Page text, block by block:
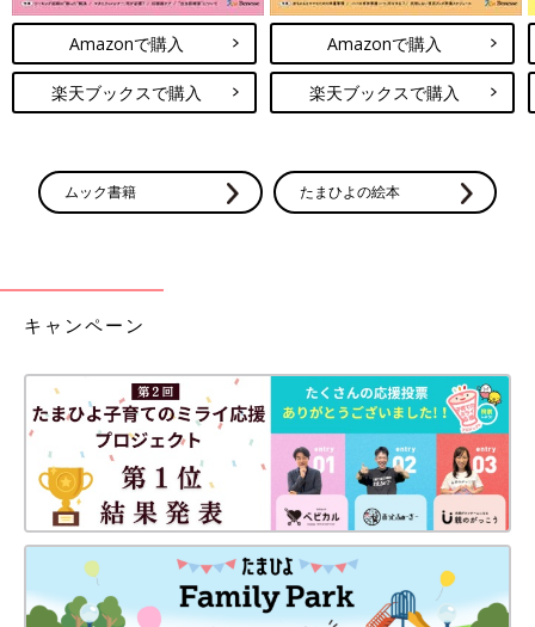
Amazonで購入
楽天ブックスで購入
Amazonで購入
楽天ブックスで購入
ムック書籍 たまひよの絵本
キャンペーン